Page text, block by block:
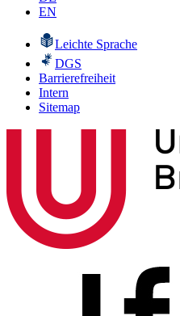
EN
Leichte Sprache
DGS
Barrierefreiheit
Intern
Sitemap